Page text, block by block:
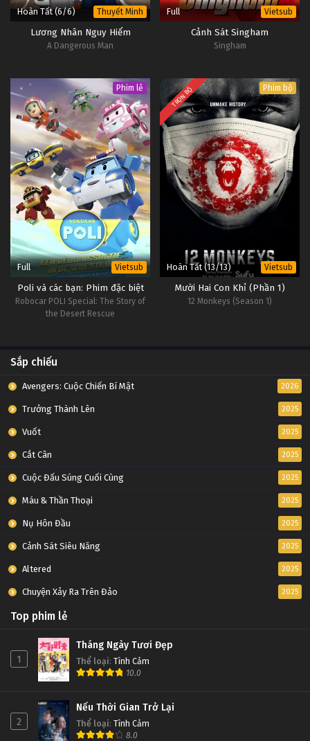
Hoàn Tất (6/6) Thuyết Minh
Lương Nhân Nguy Hiểm
A Dangerous Man
Full Vietsub
Cảnh Sát Singham
Singham
Phim lẻ
Full Vietsub
Poli và các bạn: Phim đặc biệt
Robocar POLI Special: The Story of
the Desert Rescue
TRỌN BỘ Phim bộ
Hoàn Tất (13/13) Vietsub
Mười Hai Con Khỉ (Phần 1)
12 Monkeys (Season 1)
Sắp chiếu
Avengers: Cuộc Chiến Bí Mật 2026
Trưởng Thành Lên 2025
Vuốt 2025
Cắt Cân 2025
Cuộc Đấu Súng Cuối Cùng 2025
Máu & Thần Thoại 2025
Nụ Hôn Đầu 2025
Cảnh Sát Siêu Năng 2025
Altered 2025
Chuyện Xảy Ra Trên Đảo 2025
Top phim lẻ
1
Tháng Ngày Tươi Đẹp
Thể loại: Tình Cảm
10.0
2
Nếu Thời Gian Trở Lại
Thể loại: Tình Cảm
8.0